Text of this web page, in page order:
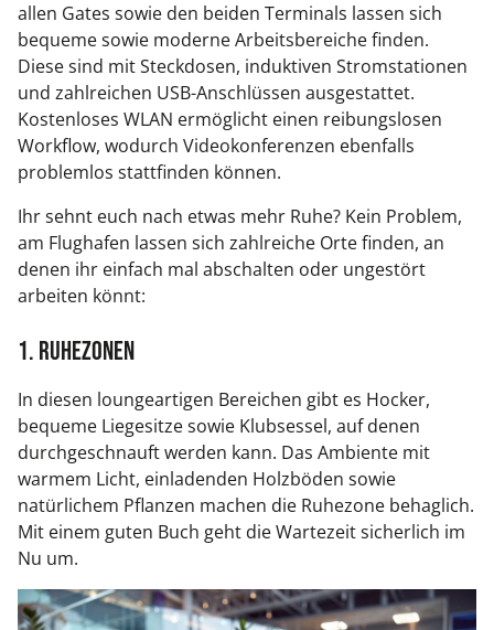
allen Gates sowie den beiden Terminals lassen sich
bequeme sowie moderne Arbeitsbereiche finden.
Diese sind mit Steckdosen, induktiven Stromstationen
und zahlreichen USB-Anschlüssen ausgestattet.
Kostenloses WLAN ermöglicht einen reibungslosen
Workflow, wodurch Videokonferenzen ebenfalls
problemlos stattfinden können.
Ihr sehnt euch nach etwas mehr Ruhe? Kein Problem,
am Flughafen lassen sich zahlreiche Orte finden, an
denen ihr einfach mal abschalten oder ungestört
arbeiten könnt:
1. Ruhezonen
In diesen loungeartigen Bereichen gibt es Hocker,
bequeme Liegesitze sowie Klubsessel, auf denen
durchgeschnauft werden kann. Das Ambiente mit
warmem Licht, einladenden Holzböden sowie
natürlichem Pflanzen machen die Ruhezone behaglich.
Mit einem guten Buch geht die Wartezeit sicherlich im
Nu um.